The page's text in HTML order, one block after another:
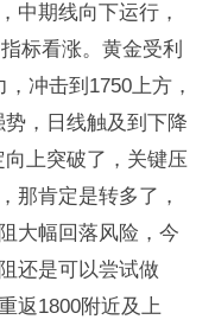
中期线向下运行，
标看涨。黄金受利
冲击到1750上方，
，日线触及到下降
上突破了，关键压
那肯定是转多了，
大幅回落风险，今
还是可以尝试做
返1800附近及上